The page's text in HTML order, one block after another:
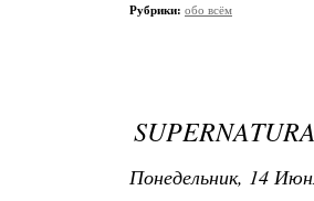
Рубрики: обо всём
Понедельник, 14